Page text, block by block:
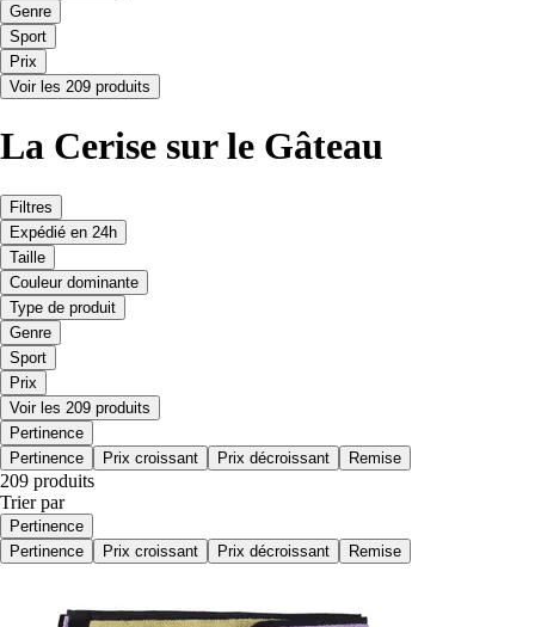
Genre
Sport
Prix
Voir les 209 produits
La Cerise sur le Gâteau
Filtres
Expédié en 24h
Taille
Couleur dominante
Type de produit
Genre
Sport
Prix
Voir les 209 produits
Pertinence
Pertinence
Prix croissant Prix décroissant Remise
209 produits
Trier par
Pertinence
Pertinence
Prix croissant Prix décroissant Remise